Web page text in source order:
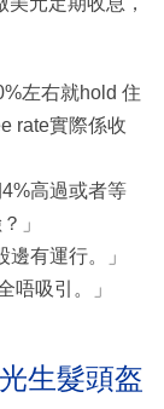
左右就hold 住
rate實際係收
高過或者等
」
邊有運行。」
唔吸引。」
生髮頭盔